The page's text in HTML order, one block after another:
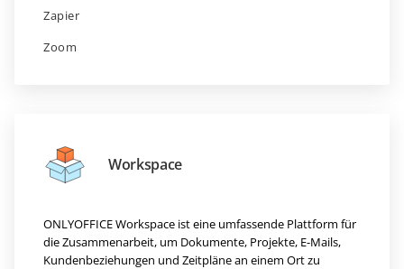
Zapier
Zoom
Workspace
ONLYOFFICE Workspace ist eine umfassende Plattform für
die Zusammenarbeit, um Dokumente, Projekte, E-Mails,
Kundenbeziehungen und Zeitpläne an einem Ort zu